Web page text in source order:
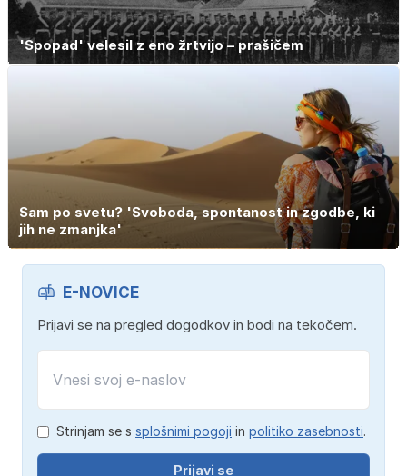
'Spopad' velesil z eno žrtvijo – prašičem
Sam po svetu? 'Svoboda, spontanost in zgodbe, ki
jih ne zmanjka'
E-NOVICE
Prijavi se na pregled dogodkov in bodi na tekočem.
Strinjam se s splošnimi pogoji in politiko zasebnosti.
Prijavi se